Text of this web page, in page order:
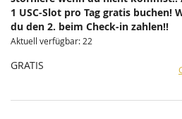
1 USC-Slot pro Tag gratis buchen!
du den 2. beim Check-in zahlen!!
Aktuell verfügbar: 22
GRATIS